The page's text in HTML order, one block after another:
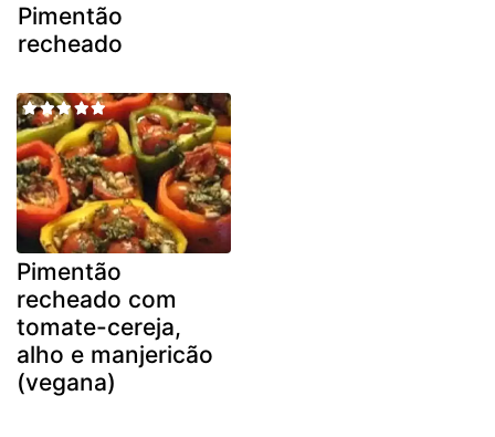
Pimentão
recheado
Pimentão
recheado com
tomate-cereja,
alho e manjericão
(vegana)